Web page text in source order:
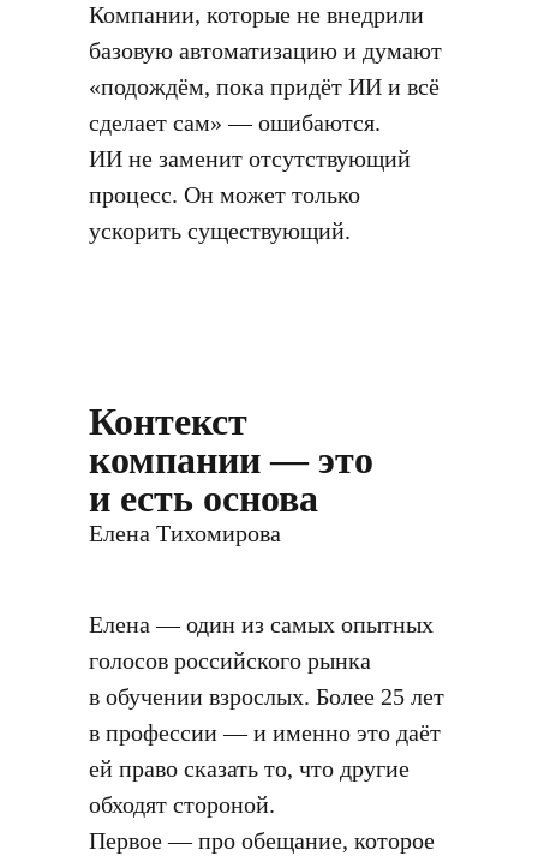
Компании, которые не внедрили
базовую автоматизацию и думают
«подождём, пока придёт ИИ и всё
сделает сам» — ошибаются.
ИИ не заменит отсутствующий
процесс. Он может только
ускорить существующий.
Контекст
компании — это
и есть основа
Елена Тихомирова
Елена — один из самых опытных
голосов российского рынка
в обучении взрослых. Более 25 лет
в профессии — и именно это даёт
ей право сказать то, что другие
обходят стороной.
Первое — про обещание, которое